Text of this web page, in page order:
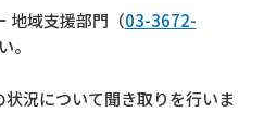
地域支援部門（03-3672-
。
況について聞き取りを行いま